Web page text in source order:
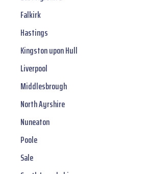
Falkirk
Hastings
Kingston upon Hull
Liverpool
Middlesbrough
North Ayrshire
Nuneaton
Poole
Sale